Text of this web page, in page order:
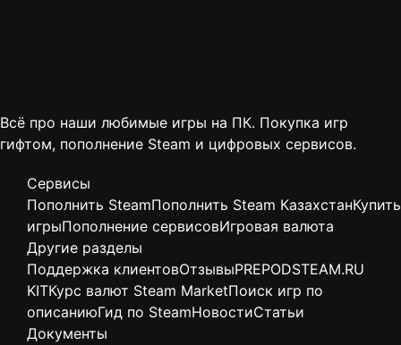
Всё про наши любимые игры на ПК. Покупка игр
гифтом, пополнение Steam и цифровых сервисов.
Сервисы
Пополнить SteamПополнить Steam КазахстанКупить
игрыПополнение сервисовИгровая валюта
Другие разделы
Поддержка клиентовОтзывыPREPODSTEAM.RU
KITКурс валют Steam MarketПоиск игр по
описаниюГид по SteamНовостиСтатьи
Документы